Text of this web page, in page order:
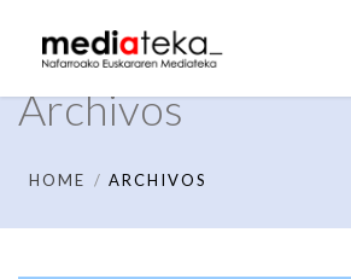
Archivos
HOME ARCHIVOS